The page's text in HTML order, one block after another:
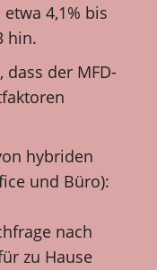
4,1% bis
hin.
dass der MFD-
hybriden
und Büro):
nach
zu Hause